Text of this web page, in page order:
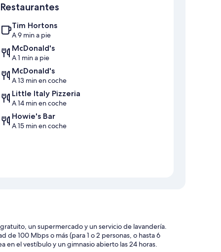
Restaurantes
Tim Hortons
A 9 min a pie
McDonald's
A 1 min a pie
McDonald's
A 13 min en coche
Little Italy Pizzeria
A 14 min en coche
Howie's Bar
A 15 min en coche
un supermercado y un servicio de lavandería.
100 Mbps o más (para 1 o 2 personas, o hasta 6
en el vestíbulo y un gimnasio abierto las 24 horas.